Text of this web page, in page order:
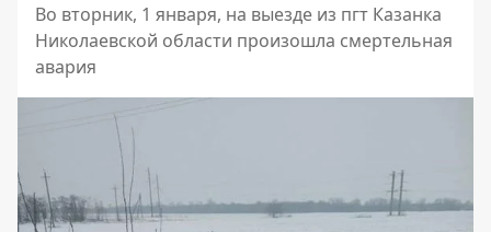
Во вторник, 1 января, на выезде из пгт Казанка
Николаевской области произошла смертельная
авария